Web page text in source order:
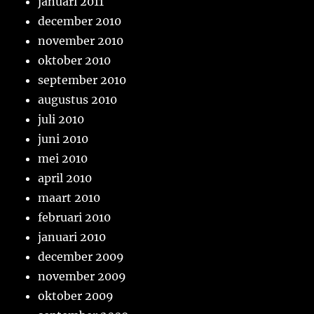
december 2010
november 2010
oktober 2010
september 2010
augustus 2010
juli 2010
juni 2010
mei 2010
april 2010
maart 2010
februari 2010
januari 2010
december 2009
november 2009
oktober 2009